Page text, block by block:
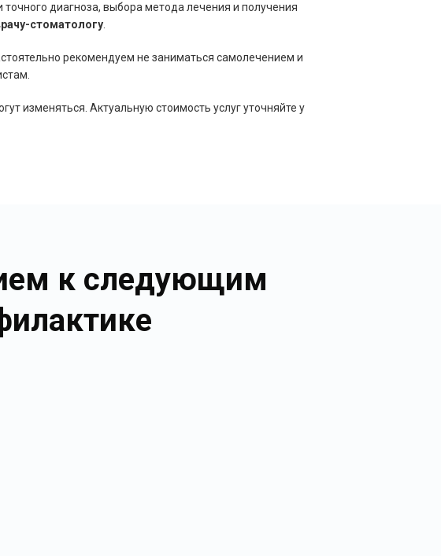
диагноза, выбора метода лечения и получения
стоматологу
рекомендуем не заниматься самолечением и
изменяться. Актуальную стоимость услуг уточняйте у
к следующим